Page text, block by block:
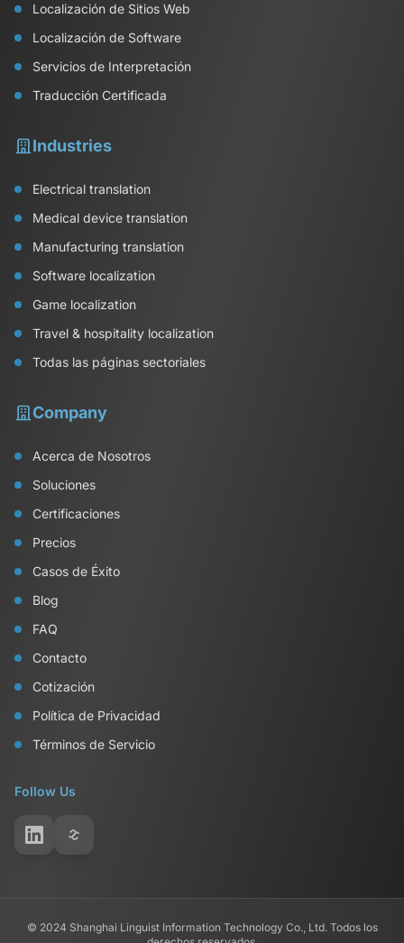
Localización de Sitios Web
Localización de Software
Servicios de Interpretación
Traducción Certificada
Industries
Electrical translation
Medical device translation
Manufacturing translation
Software localization
Game localization
Travel & hospitality localization
Todas las páginas sectoriales
Company
Acerca de Nosotros
Soluciones
Certificaciones
Precios
Casos de Éxito
Blog
FAQ
Contacto
Cotización
Política de Privacidad
Términos de Servicio
Follow Us
© 2024 Shanghai Linguist Information Technology Co., Ltd. Todos los